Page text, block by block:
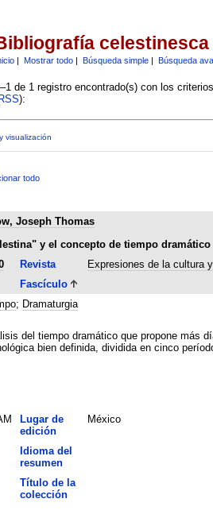
celestinesca
| Mostrar todo| Búsqueda simple| Búsqueda
de 1 registro encontrado(s) con los
):
visualización
todo
Joseph Thomas
y el concepto de tiempo dramático
Revista
Expresiones de la cultura
Fascículo
; Dramaturgia
del tiempo dramático que propone más
bien definida, dividida en cinco
Lugar de
edición
México
Idioma del
resumen
Título de la
colección